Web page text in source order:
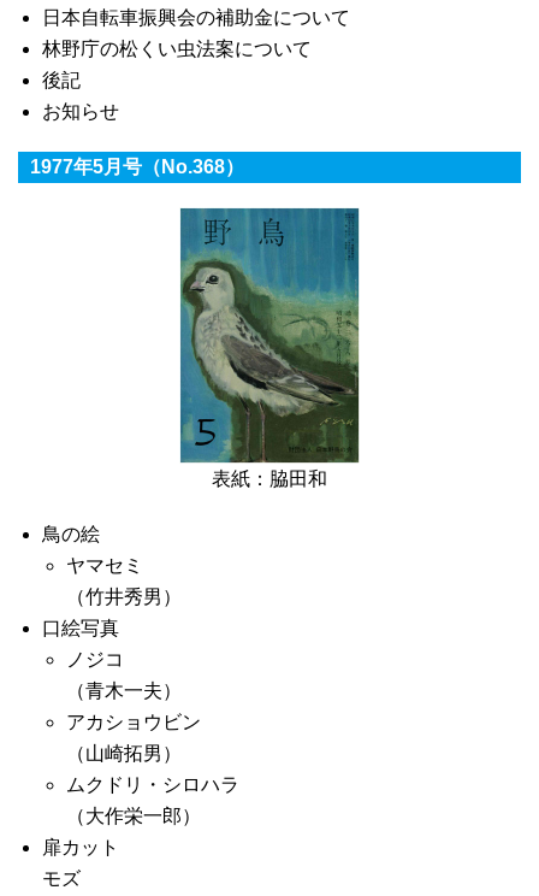
日本自転車振興会の補助金について
林野庁の松くい虫法案について
後記
お知らせ
1977年5月号（No.368）
表紙：脇田和
鳥の絵
ヤマセミ
（竹井秀男）
口絵写真
ノジコ
（青木一夫）
アカショウビン
（山崎拓男）
ムクドリ・シロハラ
（大作栄一郎）
扉カット
モズ